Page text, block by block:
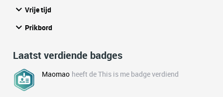
Vrije tijd
Prikbord
Laatst verdiende badges
Maomao heeft de This is me badge verdiend